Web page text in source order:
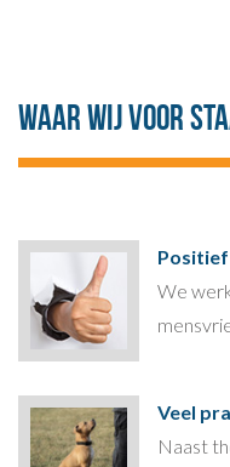
Waar wij voor
Positief
We
Veel
Naast